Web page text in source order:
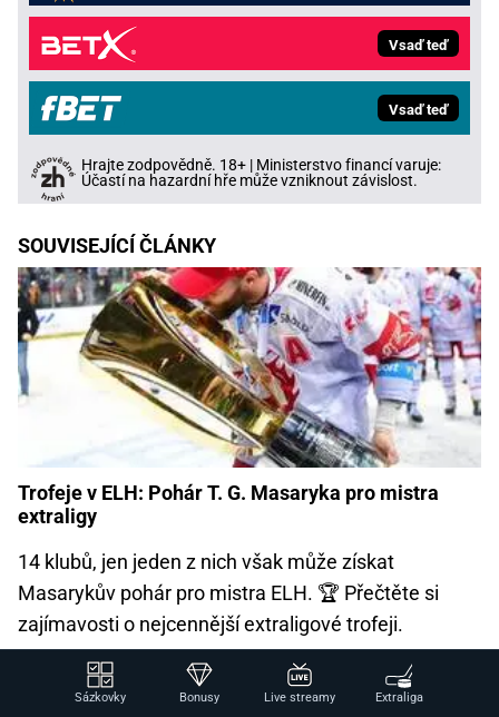
Vsaď teď
Vsaď teď
Hrajte zodpovědně. 18+ | Ministerstvo financí varuje:
Účastí na hazardní hře může vzniknout závislost.
SOUVISEJÍCÍ ČLÁNKY
Trofeje v ELH: Pohár T. G. Masaryka pro mistra
extraligy
14 klubů, jen jeden z nich však může získat
Masarykův pohár pro mistra ELH. 🏆 Přečtěte si
zajímavosti o nejcennější extraligové trofeji.
Sázkovky Bonusy Live streamy Extraliga